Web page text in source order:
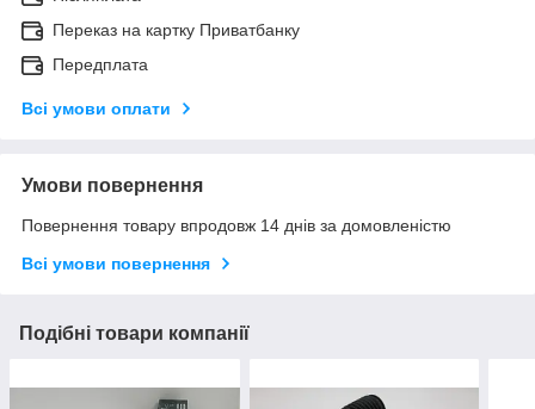
Переказ на картку Приватбанку
Передплата
Всі умови оплати
Умови повернення
Повернення товару впродовж 14 днів за домовленістю
Всі умови повернення
Подібні товари компанії